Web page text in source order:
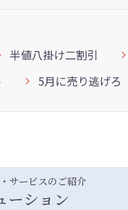
半値八掛け二割引
5月に売り逃げろ
サービスのご紹介
ーション